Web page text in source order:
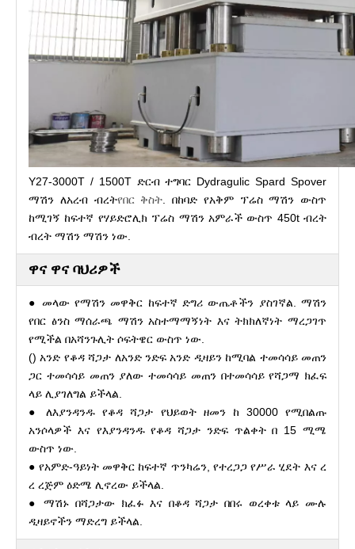
Y27-3000T / 1500T ድርብ ተግባር Dydragulic Spard Spover
ማሽን ለአረብ ብረትየበር ቅስት . በከባድ የአቅም ፕሬስ ማሽን ውስጥ
ከሚገኝ ከፍተኛ የሃይድሮሊክ ፕሬስ ማሽን አምራች ውስጥ 450t ብረት
ብረት ማሽን ማሽን ነው.
ዋና ዋና ባህሪዎች
● መላው የማሽን መዋቅር ከፍተኛ ድግሪ ውጤቶችን ያስገኛል. ማሽን
የበር ፅንስ ማሰራጫ ማሽን አስተማማኝነት እና ትክክለኛነት ማረጋገጥ
የሚችል በአሻንጉሊት ሶፍትዌር ውስጥ ነው.
() አንድ የቆዳ ሻጋታ ለአንድ ንድፍ አንድ ዲዛይን ከሚባል ተመሳሳይ መጠን
ጋር ተመሳሳይ መጠን ያለው ተመሳሳይ መጠን በተመሳሳይ የሻጋማ ክፈፍ
ላይ ሊያገለግል ይችላል.
● ለእያንዳንዱ የቆዳ ሻጋታ የህይወት ዘመን ከ 30000 የሚበልጡ
አንሶላዎች እና የእያንዳንዱ የቆዳ ሻጋታ ንድፍ ጥልቀት በ 15 ሚሜ
ውስጥ ነው.
● የአምድ-ዓይነት መዋቅር ከፍተኛ ጥንካሬን, የተረጋጋ የሥራ ሂደት እና ረ
ረ ረጅም ዕድሜ ሊኖረው ይችላል.
● ማሽኑ በሻጋታው ክፈፉ እና በቆዳ ሻጋታ በበሩ ወረቀቱ ላይ ሙሉ
ዲዛይኖችን ማድረግ ይችላል.